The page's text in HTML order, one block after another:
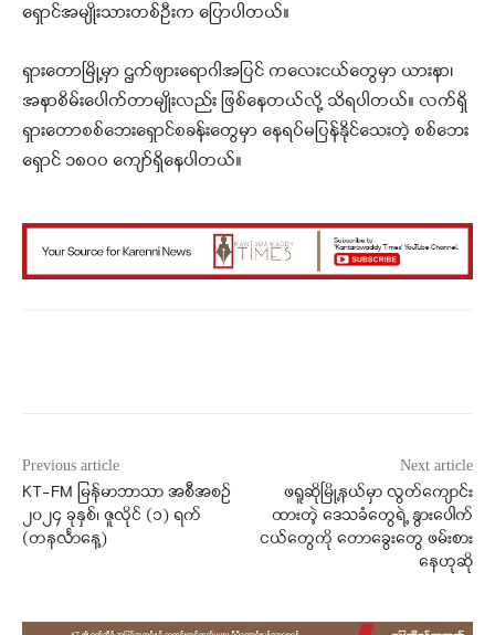
ရှောင်အမျိုးသားတစ်ဦးက ပြောပါတယ်။
ရှားတောမြို့မှာ ဌက်ဖျားရောဂါအပြင် ကလေးငယ်တွေမှာ ယားနာ၊
အနာစိမ်းပေါက်တာမျိုးလည်း ဖြစ်နေတယ်လို့ သိရပါတယ်။ လက်ရှိ
ရှားတောစစ်ဘေးရှောင်စခန်းတွေမှာ နေရပ်မပြန်နိုင်သေးတဲ့ စစ်ဘေး
ရှောင် ၁၈၀၀ ကျော်ရှိနေပါတယ်။
Previous article
KT-FM မြန်မာဘာသာ အစီအစဉ်
၂၀၂၄ ခုနှစ်၊ ဇူလိုင် (၁) ရက်
(‌‌တနင်္လာနေ့)
Next article
ဖရူဆိုမြို့နယ်မှာ လွတ်ကျောင်း
ထားတဲ့ ဒေသခံတွေရဲ့ နွားပေါက်
ငယ်တွေကို တောခွေးတွေ ဖမ်းစား
နေဟုဆို